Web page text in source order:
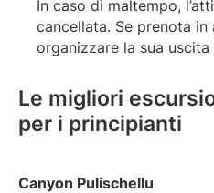
In caso di maltempo,
cancellata. Se prenota
organizzare la sua
Le migliori
per i principianti
Canyon Pulischellu